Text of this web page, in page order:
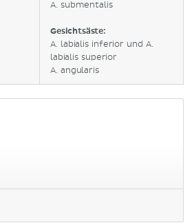
A. submentalis
Gesichtsäste:
A. labialis inferior und A.
labialis superior
A. angularis